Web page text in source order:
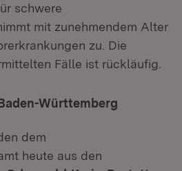
schwere
mit zunehmendem Alter
zu. Die
Fälle ist rückläufig.
Württemberg
dem
heute aus den